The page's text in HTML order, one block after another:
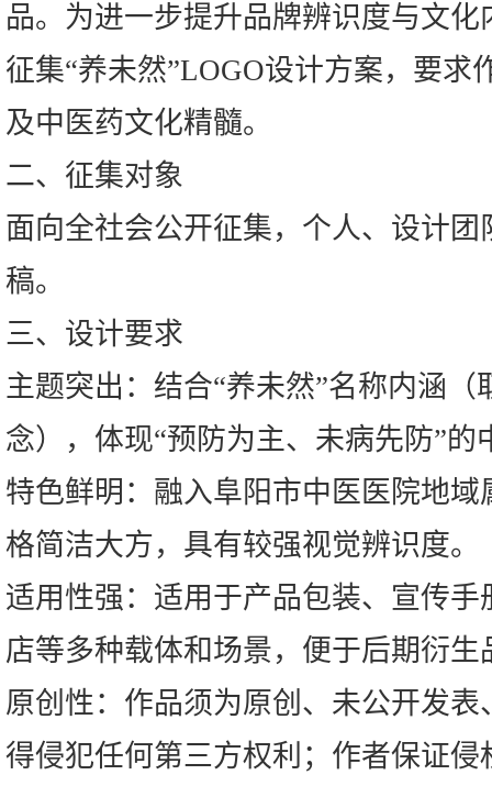
品。为进一步提升品牌辨识度与文
征集“养未然”LOGO设计方案，要求
及中医药文化精髓。
二、征集对象
面向全社会公开征集，个人、设计
稿。
三、设计要求
主题突出：结合“养未然”名称内涵（
念），体现“预防为主、未病先防”的
特色鲜明：融入阜阳市中医医院地
格简洁大方，具有较强视觉辨识度。
适用性强：适用于产品包装、宣传
店等多种载体和场景，便于后期衍生
原创性：作品须为原创、未公开发
得侵犯任何第三方权利；作者保证